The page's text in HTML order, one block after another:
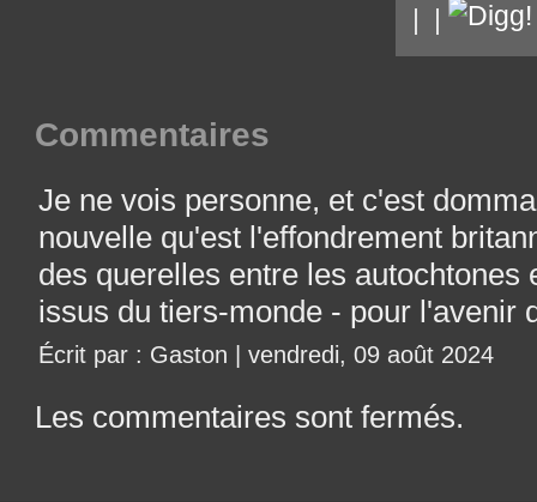
Commentaires
Je ne vois personne, et c'est
nouvelle qu'est l'effondrement
des querelles entre les autochtones
issus du tiers-monde - pour l'avenir
Écrit par : Gaston | vendredi, 09 août 2024
Les commentaires sont fermés.